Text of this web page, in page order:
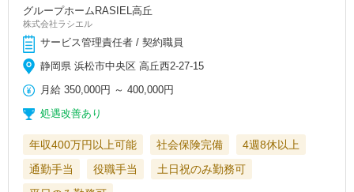
グループホームRASIEL高丘
株式会社ラシエル
サービス管理責任者 / 契約職員
静岡県 浜松市中央区 高丘西2-27-15
月給 350,000円 ～400,000円
処遇改善あり
年収400万円以上可能 社会保険完備
4週8休以上
通勤手当
役職手当
土日祝のみ勤務可